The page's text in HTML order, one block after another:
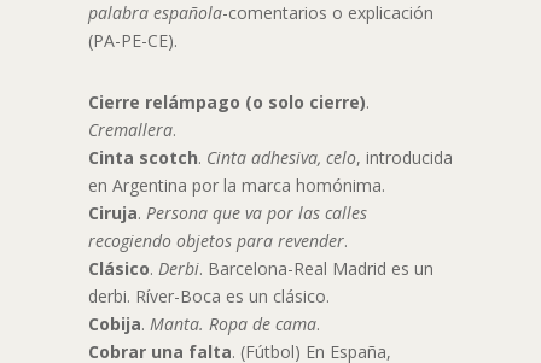
palabra española-comentarios o explicación
(PA-PE-CE).
Cierre relámpago (o solo cierre).
Cremallera.
Cinta scotch. Cinta adhesiva, celo, introducida
en Argentina por la marca homónima.
Ciruja. Persona que va por las calles
recogiendo objetos para revender.
Clásico. Derbi. Barcelona-Real Madrid es un
derbi. Ríver-Boca es un clásico.
Cobija. Manta. Ropa de cama.
Cobrar una falta. (Fútbol) En España,